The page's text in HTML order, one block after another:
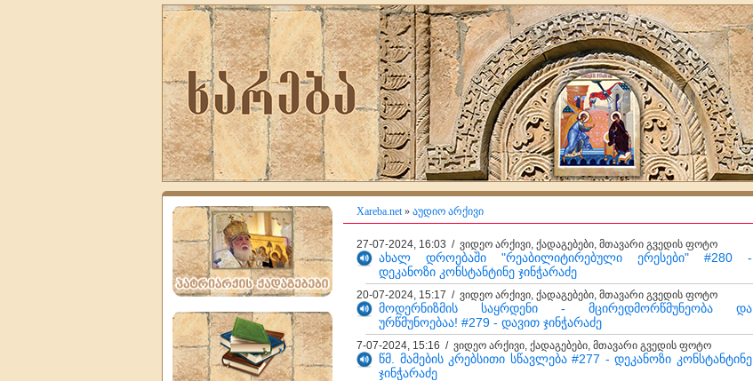
Xareba.net» აუდიო არქივი
27-07-2024, 16:03 / ვიდეო არქივი, ქადაგებები, მთავარი გვედის ფოტო
ახალ დროებაში "რეაბილიტირებული ერესები" #280 -
დეკანოზი კონსტანტინე ჯინჭარაძე
20-07-2024, 15:17 / ვიდეო არქივი, ქადაგებები, მთავარი გვედის ფოტო
მოდერნიზმის საყრდენი - მცირედმორწმუნეობა და
ურწმუნოებაა! #279 - დავით ჯინჭარაძე
7-07-2024, 15:16 / ვიდეო არქივი, ქადაგებები, მთავარი გვედის ფოტო
წმ. მამების კრებსითი სწავლება #277 - დეკანოზი კონსტანტინე
ჯინჭარაძე